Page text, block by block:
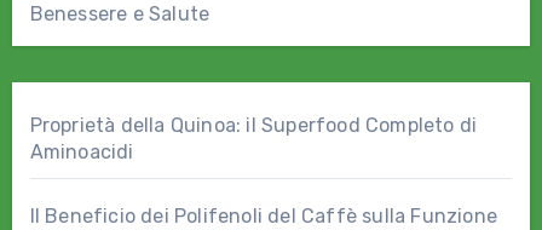
Benessere e Salute
Proprietà della Quinoa: il Superfood Completo di
Aminoacidi
Il Beneficio dei Polifenoli del Caffè sulla Funzione